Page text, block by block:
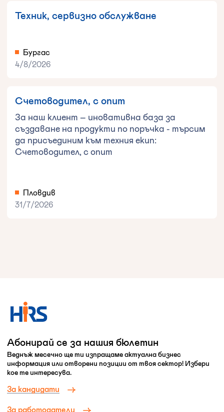
Техник, сервизно обслужване
Бургас
4/8/2026
Счетоводител, с опит
За наш клиент – иновативна база за
създаване на продукти по поръчка - търсим
да присъединим към техния екип:
Счетоводител, с опит
Пловдив
31/7/2026
Абонирай се за нашия бюлетин
Веднъж месечно ще ти изпращаме актуална бизнес
информация или отворени позиции от твоя сектор! Избери
кое те интересува.
За кандидати
За работодатели